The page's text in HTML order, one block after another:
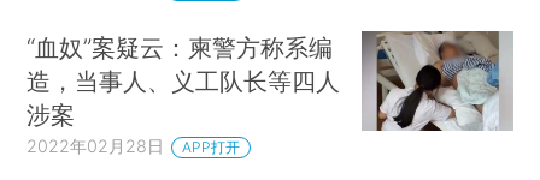
“血奴”案疑云：柬警方称系编
造，当事人、义工队长等四人
涉案
2022年02月28日 APP打开